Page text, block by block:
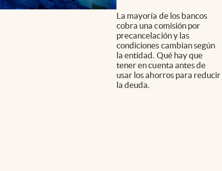
La mayoría de los bancos
cobra una comisión por
precancelación y las
condiciones cambian según
la entidad. Qué hay que
tener en cuenta antes de
usar los ahorros para reducir
la deuda.